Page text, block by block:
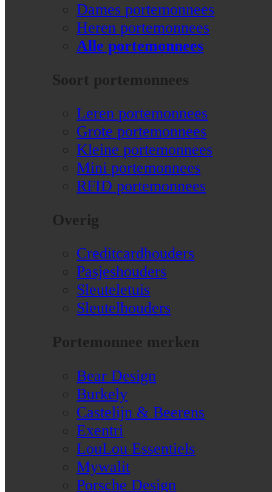
Dames portemonnees
Heren portemonnees
Alle portemonnees
Soort portemonnees
Leren portemonnees
Grote portemonnees
Kleine portemonnees
Mini portemonnees
RFID portemonnees
Overig
Creditcardhouders
Pasjeshouders
Sleuteletuis
Sleutelhouders
Portemonnee merken
Bear Design
Burkely
Castelijn & Beerens
Exentri
LouLou Essentiels
Mywalit
Porsche Design